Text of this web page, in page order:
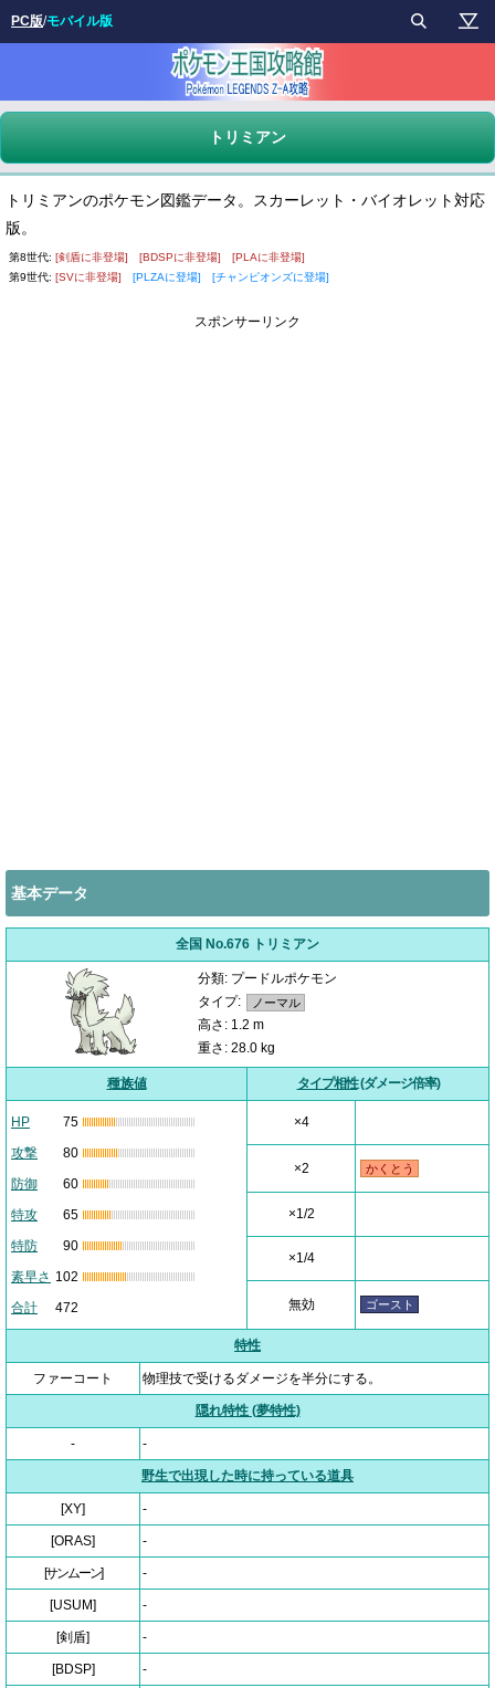
トリミアン
トリミアンのポケモン図鑑データ。スカーレット・バイオレット対応
版。
第8世代: [剣盾に非登場] [BDSPに非登場]
[PLAに非登場]
第9世代: [SVに非登場] [PLZAに登場] [チャンピオンズに登場]
スポンサーリンク
基本データ
全国 No.676 トリミアン
分類: プードルポケモン
タイプ:
ノーマル
高さ: 1.2 m
重さ: 28.0 kg
種族値 タイプ相性(ダメージ倍率)
HP
75
攻撃
80
防御
60
特攻
65
特防
90
素早さ 102
合計
472
×4
×2 かくとう
×1/2
×1/4
無効 ゴースト
特性
ファーコート 物理技で受けるダメージを半分にする。
隠れ特性 (夢特性)
- -
野生で出現した時に持っている道具
[XY] -
[ORAS] -
[サンムーン] -
[USUM] -
[剣盾] -
[BDSP] -
PC版/モバイル版